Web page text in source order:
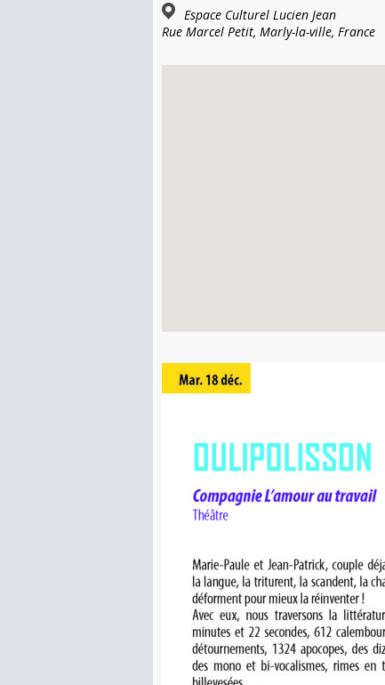
Espace Culturel Lucien Jean
Rue Marcel Petit, Marly-la-ville, France